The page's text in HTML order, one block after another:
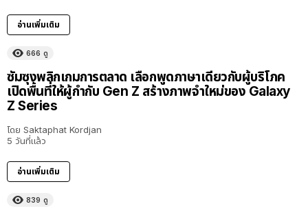
อ่านเพิ่มเติม
666 ดู
ซัมซุงพลิกเกมการตลาด เลือกพูดภาษาเดียวกับผู้บริโภค
เปิดพื้นที่ให้ผู้กำกับ Gen Z สร้างภาพจำใหม่ของ Galaxy
Z Series
โดย Saktaphat Kordjan
5 วันที่แล้ว
อ่านเพิ่มเติม
839 ดู